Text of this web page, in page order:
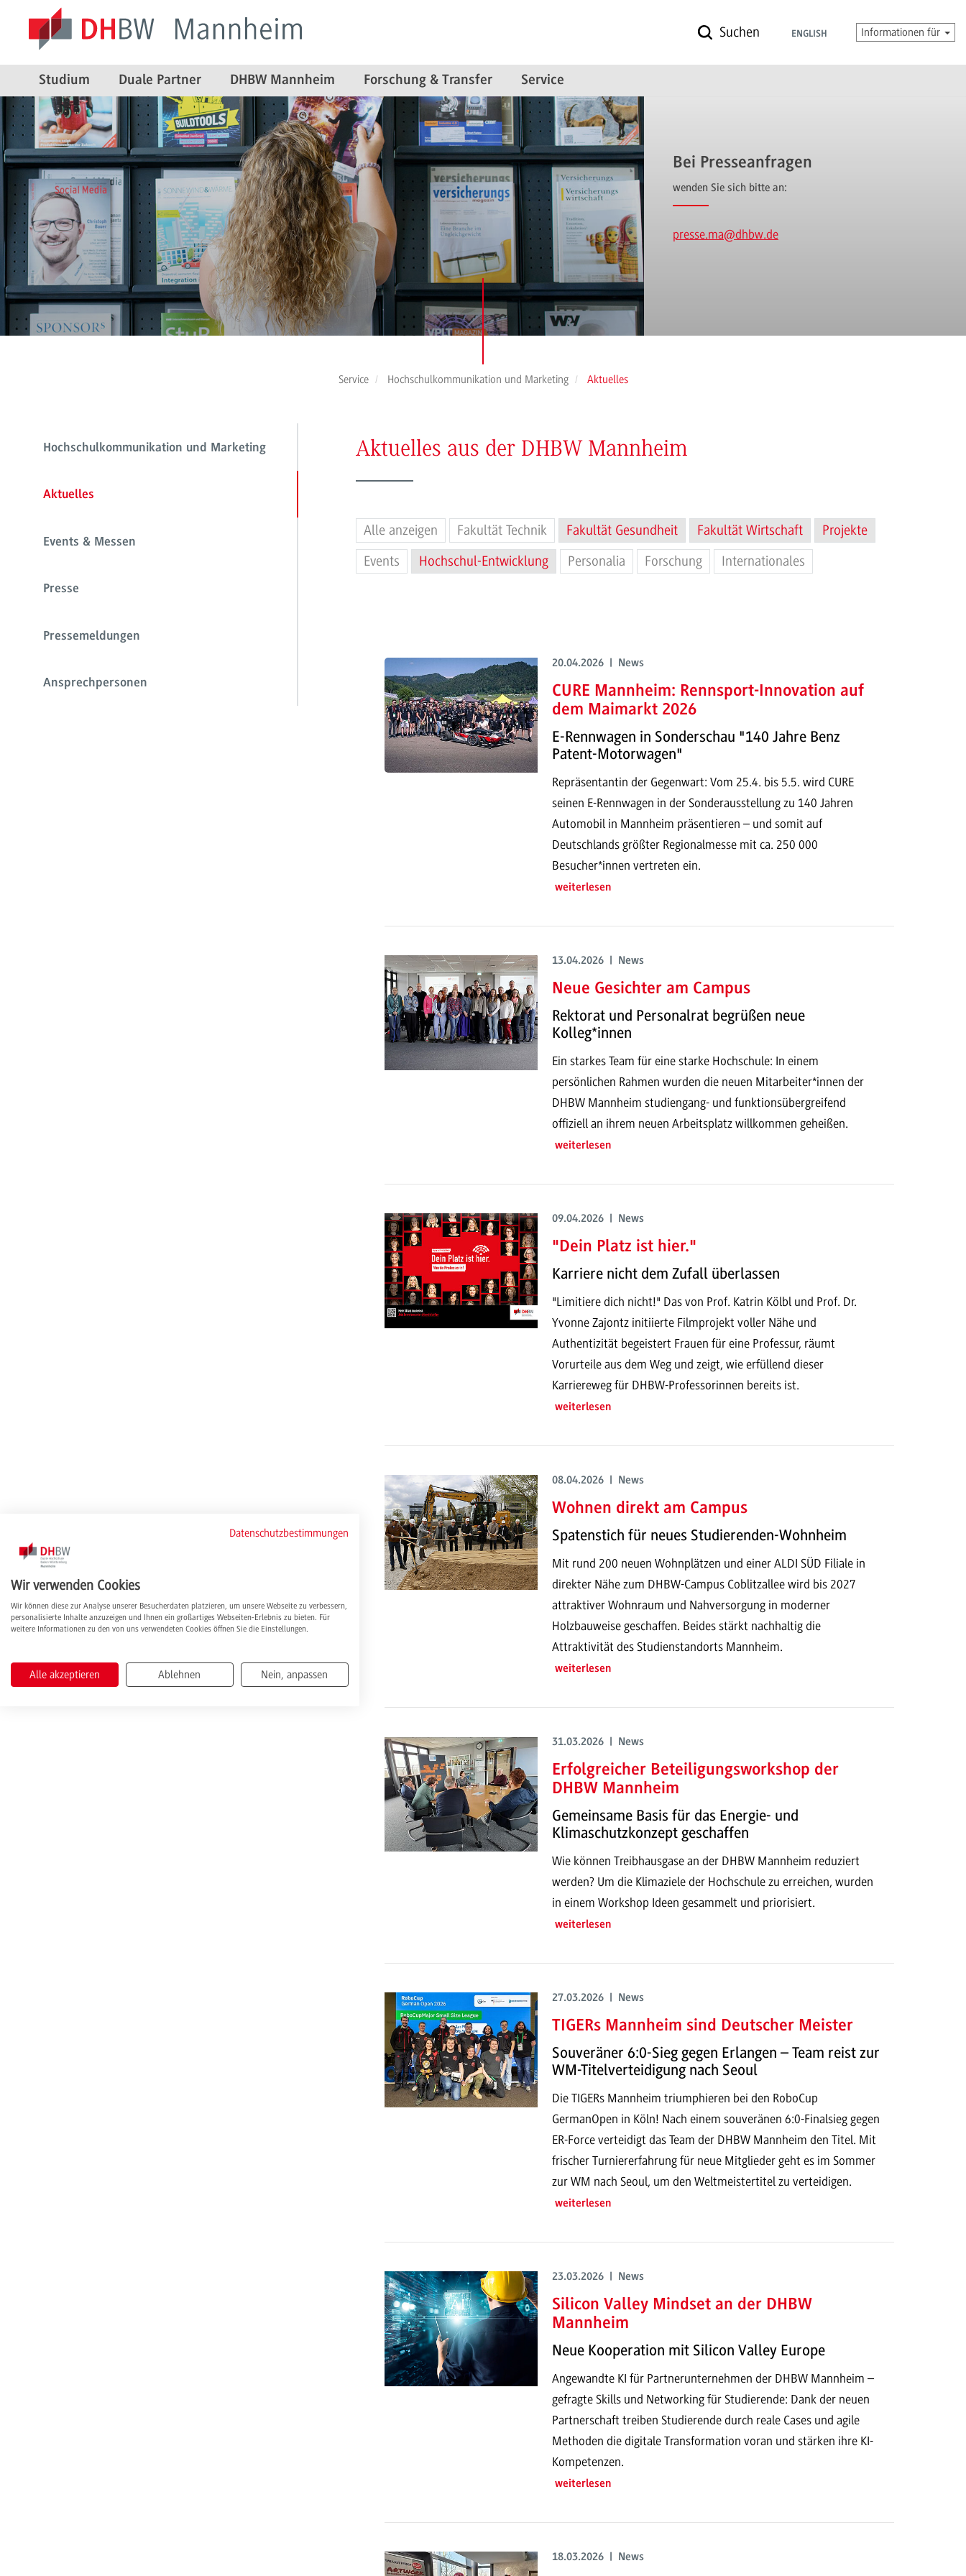
Suchen ENGLISH Informationen für
Studium Duale Partner DHBW Mannheim Forschung & Transfer Service
Bei Presseanfragen
wenden Sie sich bitte an:
presse.ma@dhbw.de
Service Hochschulkommunikation und Marketing Aktuelles
Hochschulkommunikation und Marketing
Aktuelles
Events & Messen
Presse
Pressemeldungen
Ansprechpersonen
Aktuelles aus der DHBW Mannheim
Alle anzeigen Fakultät Technik Fakultät Gesundheit Fakultät Wirtschaft
Projekte
Events
Hochschul-Entwicklung Personalia Forschung Internationales
20.04.2026 | News
CURE Mannheim: Rennsport-Innovation auf
dem Maimarkt 2026
E-Rennwagen in Sonderschau "140 Jahre Benz
Patent-Motorwagen"
Repräsentantin der Gegenwart: Vom 25.4. bis 5.5. wird CURE
seinen E-Rennwagen in der Sonderausstellung zu 140 Jahren
Automobil in Mannheim präsentieren – und somit auf
Deutschlands größter Regionalmesse mit ca. 250 000
Besucher*innen vertreten ein.
weiterlesen
13.04.2026 | News
Neue Gesichter am Campus
Rektorat und Personalrat begrüßen neue
Kolleg*innen
Ein starkes Team für eine starke Hochschule: In einem
persönlichen Rahmen wurden die neuen Mitarbeiter*innen der
DHBW Mannheim studiengang- und funktionsübergreifend
offiziell an ihrem neuen Arbeitsplatz willkommen geheißen.
weiterlesen
09.04.2026 | News
"Dein Platz ist hier."
Karriere nicht dem Zufall überlassen
"Limitiere dich nicht!" Das von Prof. Katrin Kölbl und Prof. Dr.
Yvonne Zajontz initiierte Filmprojekt voller Nähe und
Authentizität begeistert Frauen für eine Professur, räumt
Vorurteile aus dem Weg und zeigt, wie erfüllend dieser
Karriereweg für DHBW-Professorinnen bereits ist.
weiterlesen
08.04.2026 | News
Wohnen direkt am Campus
Spatenstich für neues Studierenden-Wohnheim
Mit rund 200 neuen Wohnplätzen und einer ALDI SÜD Filiale in
direkter Nähe zum DHBW-Campus Coblitzallee wird bis 2027
attraktiver Wohnraum und Nahversorgung in moderner
Holzbauweise geschaffen. Beides stärkt nachhaltig die
Attraktivität des Studienstandorts Mannheim.
weiterlesen
31.03.2026 | News
Erfolgreicher Beteiligungsworkshop der
DHBW Mannheim
Gemeinsame Basis für das Energie- und
Klimaschutzkonzept geschaffen
Wie können Treibhausgase an der DHBW Mannheim reduziert
werden? Um die Klimaziele der Hochschule zu erreichen, wurden
in einem Workshop Ideen gesammelt und priorisiert.
weiterlesen
27.03.2026 | News
TIGERs Mannheim sind Deutscher Meister
Souveräner 6:0-Sieg gegen Erlangen – Team reist zur
WM-Titelverteidigung nach Seoul
Die TIGERs Mannheim triumphieren bei den RoboCup
GermanOpen in Köln! Nach einem souveränen 6:0-Finalsieg gegen
ER-Force verteidigt das Team der DHBW Mannheim den Titel. Mit
frischer Turniererfahrung für neue Mitglieder geht es im Sommer
zur WM nach Seoul, um den Weltmeistertitel zu verteidigen.
weiterlesen
23.03.2026 | News
Silicon Valley Mindset an der DHBW
Mannheim
Neue Kooperation mit Silicon Valley Europe
Angewandte KI für Partnerunternehmen der DHBW Mannheim –
gefragte Skills und Networking für Studierende: Dank der neuen
Partnerschaft treiben Studierende durch reale Cases und agile
Methoden die digitale Transformation voran und stärken ihre KI-
Kompetenzen.
weiterlesen
18.03.2026 | News
Datenschutzbestimmungen
Wir verwenden Cookies
Wir können diese zur Analyse unserer Besucherdaten platzieren, um unsere Webseite zu verbessern,
personalisierte Inhalte anzuzeigen und Ihnen ein großartiges Webseiten-Erlebnis zu bieten. Für
weitere Informationen zu den von uns verwendeten Cookies öffnen Sie die Einstellungen.
Alle akzeptieren Ablehnen Nein, anpassen